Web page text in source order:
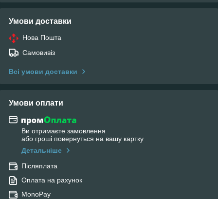
Умови доставки
Нова Пошта
Самовивіз
Всі умови доставки
Умови оплати
Ви отримаєте замовлення
або гроші повернуться на вашу картку
Детальніше
Післяплата
Оплата на рахунок
MonoPay